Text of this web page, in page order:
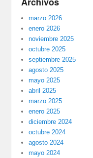
marzo 2026
enero 2026
noviembre 2025
octubre 2025
septiembre 2025
agosto 2025
mayo 2025
abril 2025
marzo 2025
enero 2025
diciembre 2024
octubre 2024
agosto 2024
mayo 2024